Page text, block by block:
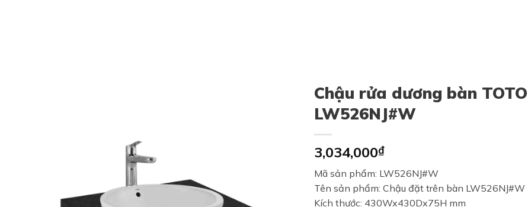
Chậu rửa dương bàn TOTO
LW526NJ#W
3,034,000₫
Mã sản phẩm: LW526NJ#W
Tên sản phẩm: Chậu đặt trên bàn LW526NJ#W
Kích thước: 430Wx430Dx75H mm